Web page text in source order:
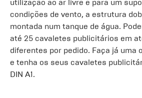
utilização ao ar livre e para um
condições de vento, a estrutura
montada num tanque de água.
até 25 cavaletes publicitários em
diferentes por pedido. Faça já uma
e tenha os seus cavaletes
DIN A1.